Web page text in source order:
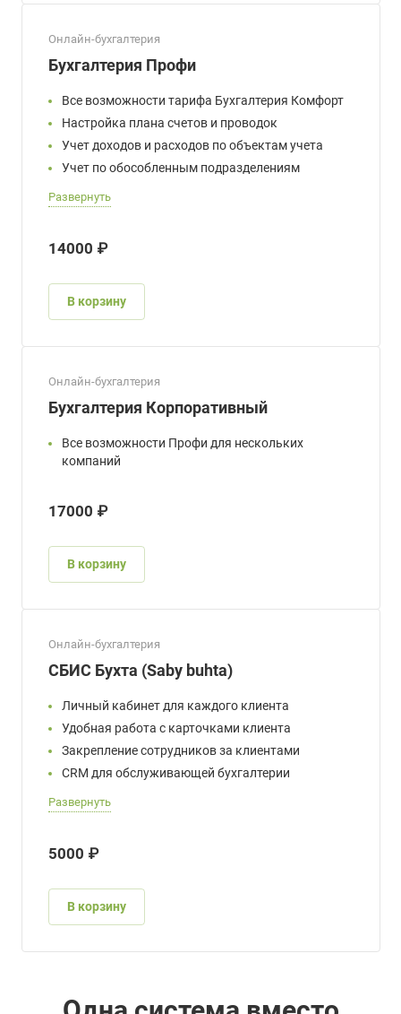
Онлайн-бухгалтерия
Бухгалтерия Профи
Все возможности тарифа Бухгалтерия Комфорт
Настройка плана счетов и проводок
Учет доходов и расходов по объектам учета
Учет по обособленным подразделениям
Развернуть
14000 ₽
В корзину
Онлайн-бухгалтерия
Бухгалтерия Корпоративный
Все возможности Профи для нескольких
компаний
17000 ₽
В корзину
Онлайн-бухгалтерия
СБИС Бухта (Saby buhta)
Личный кабинет для каждого клиента
Удобная работа с карточками клиента
Закрепление сотрудников за клиентами
CRM для обслуживающей бухгалтерии
Развернуть
5000 ₽
В корзину